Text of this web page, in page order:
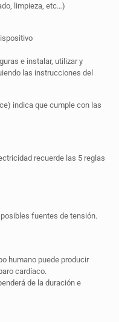
limpieza, etc…)
e instalar, utilizar y
las instrucciones del
indica que cumple con las
recuerde las 5 reglas
fuentes de tensión.
humano puede producir
cardíaco.
de la duración e